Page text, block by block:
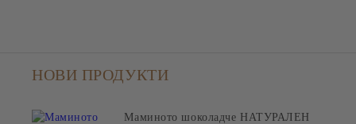
НОВИ ПРОДУКТИ
Маминото шоколадче НАТУРАЛЕН